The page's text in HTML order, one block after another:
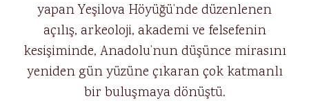
yapan Yeşilova Höyüğü’nde düzenlenen
açılış, arkeoloji, akademi ve felsefenin
kesişiminde, Anadolu’nun düşünce mirasını
yeniden gün yüzüne çıkaran çok katmanlı
bir buluşmaya dönüştü.